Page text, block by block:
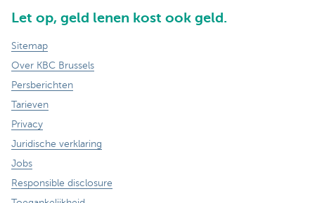
Let op, geld lenen kost ook geld.
Sitemap
Over KBC Brussels
Persberichten
Tarieven
Privacy
Juridische verklaring
Jobs
Responsible disclosure